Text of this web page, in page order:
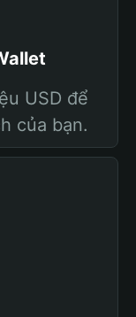
USD để
của bạn.